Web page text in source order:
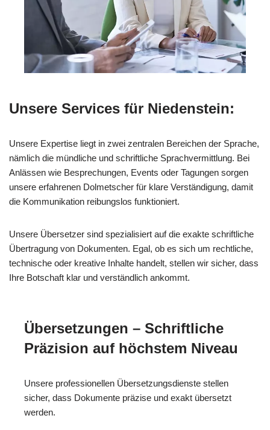
Unsere Services für Niedenstein:
Unsere Expertise liegt in zwei zentralen Bereichen der Sprache,
nämlich die mündliche und schriftliche Sprachvermittlung. Bei
Anlässen wie Besprechungen, Events oder Tagungen sorgen
unsere erfahrenen Dolmetscher für klare Verständigung, damit
die Kommunikation reibungslos funktioniert.
Unsere Übersetzer sind spezialisiert auf die exakte schriftliche
Übertragung von Dokumenten. Egal, ob es sich um rechtliche,
technische oder kreative Inhalte handelt, stellen wir sicher, dass
Ihre Botschaft klar und verständlich ankommt.
Übersetzungen – Schriftliche
Präzision auf höchstem Niveau
Unsere professionellen Übersetzungsdienste stellen
sicher, dass Dokumente präzise und exakt übersetzt
werden.